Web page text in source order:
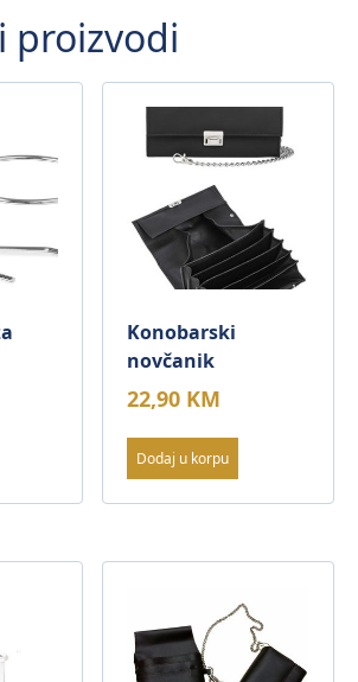
proizvodi
Konobarski
novčanik
22,90 KM
Dodaj u korpu